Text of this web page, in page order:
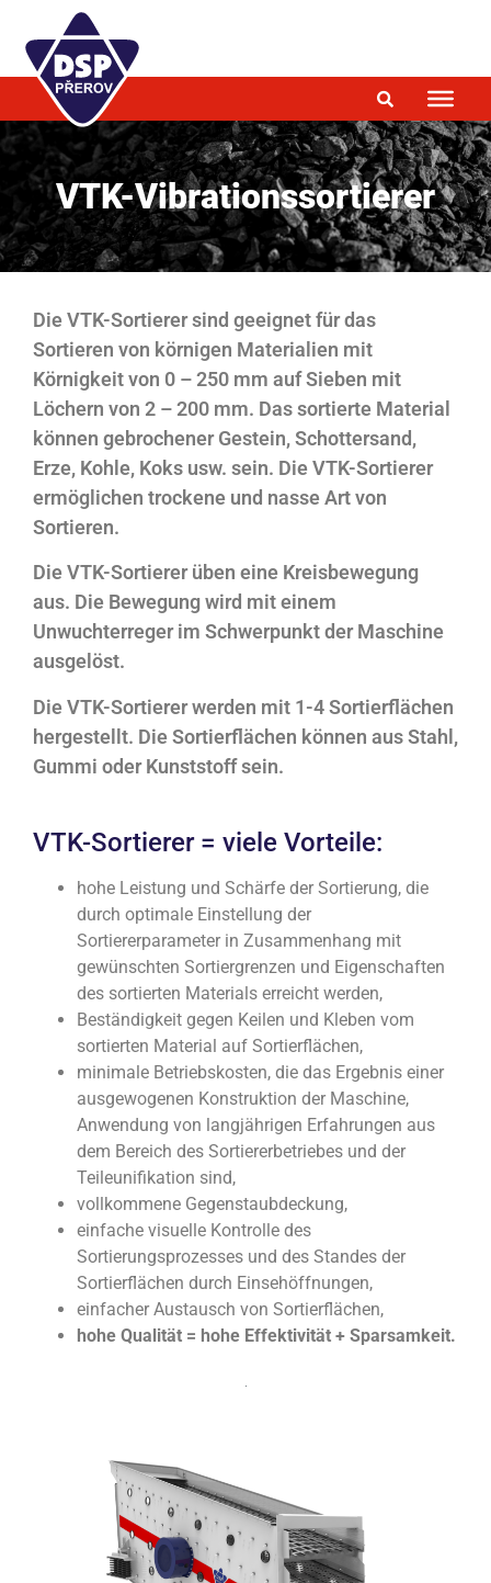
VTK-Vibrationssortierer
Die VTK-Sortierer sind geeignet für das
Sortieren von körnigen Materialien mit
Körnigkeit von 0 – 250 mm auf Sieben mit
Löchern von 2 – 200 mm. Das sortierte Material
können gebrochener Gestein, Schottersand,
Erze, Kohle, Koks usw. sein. Die VTK-Sortierer
ermöglichen trockene und nasse Art von
Sortieren.
Die VTK-Sortierer üben eine Kreisbewegung
aus. Die Bewegung wird mit einem
Unwuchterreger im Schwerpunkt der Maschine
ausgelöst.
Die VTK-Sortierer werden mit 1-4 Sortierflächen
hergestellt. Die Sortierflächen können aus Stahl,
Gummi oder Kunststoff sein.
VTK-Sortierer = viele Vorteile:
hohe Leistung und Schärfe der Sortierung, die
durch optimale Einstellung der
Sortiererparameter in Zusammenhang mit
gewünschten Sortiergrenzen und Eigenschaften
des sortierten Materials erreicht werden,
Beständigkeit gegen Keilen und Kleben vom
sortierten Material auf Sortierflächen,
minimale Betriebskosten, die das Ergebnis einer
ausgewogenen Konstruktion der Maschine,
Anwendung von langjährigen Erfahrungen aus
dem Bereich des Sortiererbetriebes und der
Teileunifikation sind,
vollkommene Gegenstaubdeckung,
einfache visuelle Kontrolle des
Sortierungsprozesses und des Standes der
Sortierflächen durch Einsehöffnungen,
einfacher Austausch von Sortierflächen,
hohe Qualität = hohe Effektivität + Sparsamkeit.